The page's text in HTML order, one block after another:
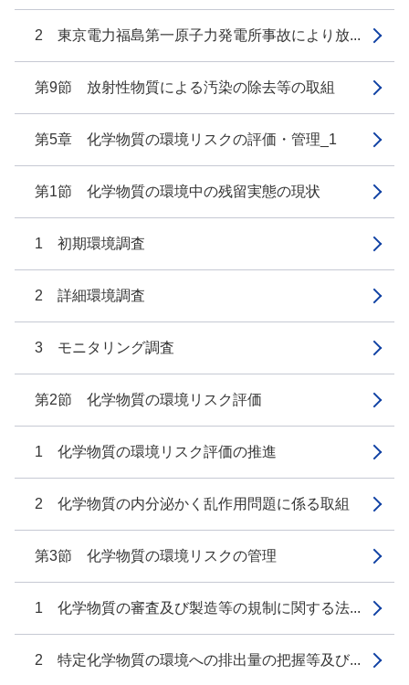
2 東京電力福島第一原子力発電所事故により放...
第9節 放射性物質による汚染の除去等の取組
第5章 化学物質の環境リスクの評価・管理_1
第1節 化学物質の環境中の残留実態の現状
1 初期環境調査
2 詳細環境調査
3 モニタリング調査
第2節 化学物質の環境リスク評価
1 化学物質の環境リスク評価の推進
2 化学物質の内分泌かく乱作用問題に係る取組
第3節 化学物質の環境リスクの管理
1 化学物質の審査及び製造等の規制に関する法...
2 特定化学物質の環境への排出量の把握等及び...